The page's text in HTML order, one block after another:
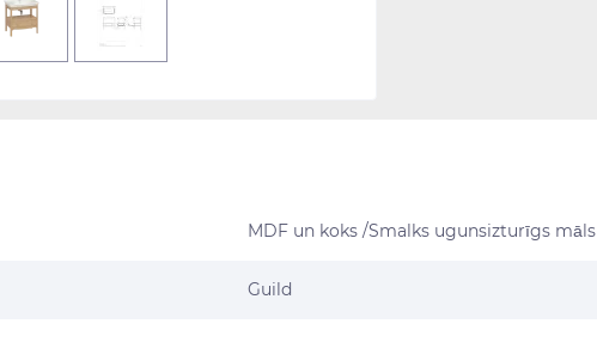
MDF un koks /Smalks ugunsizturīgs māls
Guild